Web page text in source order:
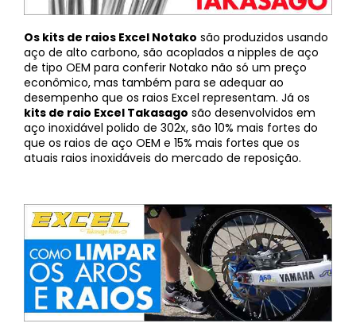
Os kits de raios Excel Notako são produzidos usando
aço de alto carbono, são acoplados a nipples de aço
de tipo OEM para conferir Notako não só um preço
econômico, mas também para se adequar ao
desempenho que os raios Excel representam. Já os
kits de raio Excel Takasago são desenvolvidos em
aço inoxidável polido de 302x, são 10% mais fortes do
que os raios de aço OEM e 15% mais fortes que os
atuais raios inoxidáveis ​​do mercado de reposição.